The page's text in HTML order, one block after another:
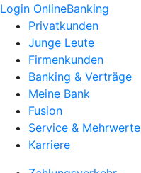
Login OnlineBanking
Privatkunden
Junge Leute
Firmenkunden
Banking & Verträge
Meine Bank
Fusion
Service & Mehrwerte
Karriere